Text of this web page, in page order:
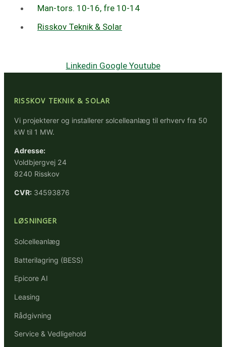
Man-tors. 10-16, fre 10-14
Risskov Teknik & Solar
Linkedin Google Youtube
RISSKOV TEKNIK & SOLAR
Vi projekterer og installerer solcelleanlæg til erhverv fra 50
kW til 1 MW.
Adresse:
Voldbjergvej 24
8240 Risskov
CVR: 34593876
LØSNINGER
Solcelleanlæg
Batterilagring (BESS)
Epicore AI
Leasing
Rådgivning
Service & Vedligehold